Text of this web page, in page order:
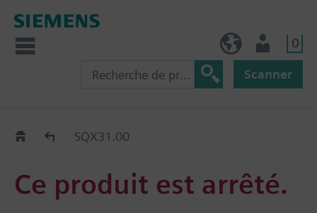
0
Scanner
Old2NewSQX31.00
Ce produit est arrêté.